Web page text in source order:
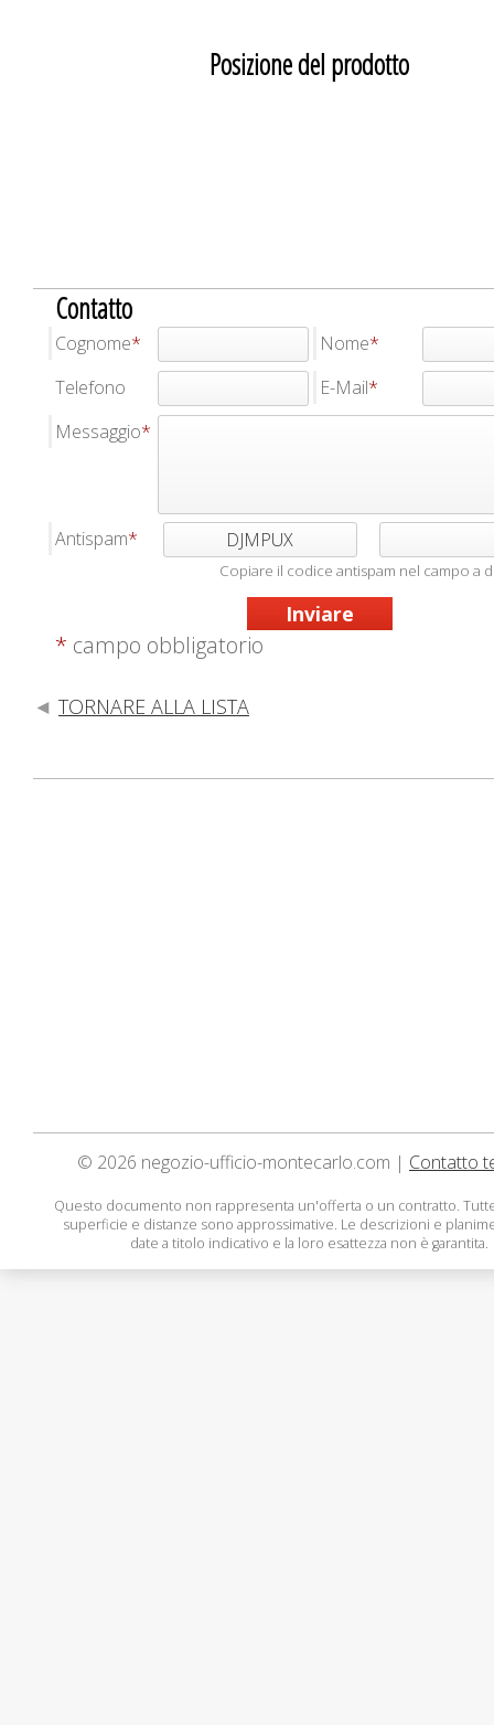
Posizione del prodotto
Contatto
Cognome
Nome
Telefono
E-Mail
Messaggio
Antispam DJMPUX
Copiare il codice antispam nel campo a
* campo obbligatorio
TORNARE ALLA LISTA
© 2026 negozio-ufficio-montecarlo.com | Contatto
Questo documento non rappresenta un'offerta o un contratto.
superficie e distanze sono approssimative. Le descrizioni e
date a titolo indicativo e la loro esattezza non è garantita.